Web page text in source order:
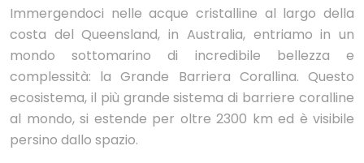
Immergendoci nelle acque cristalline al largo della
costa del Queensland, in Australia, entriamo in un
mondo sottomarino di incredibile bellezza e
complessità: la Grande Barriera Corallina. Questo
ecosistema, il più grande sistema di barriere coralline
al mondo, si estende per oltre 2300 km ed è visibile
persino dallo spazio.